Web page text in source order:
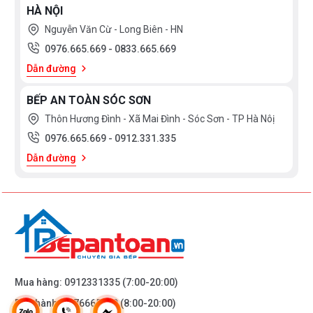
Tham khảo sản phẩm:MÁY RỬA BÁT BOSCH SMI6ZCS00E
Máy rửa bát Bosch SGS4HVI33E series 4
HÀ NỘI
Nguyễn Văn Cừ - Long Biên - HN
0976.665.669 - 0833.665.669
Dẫn đường
BẾP AN TOÀN SÓC SƠN
Thôn Hương Đình - Xã Mai Đình - Sóc Sơn - TP Hà Nôị
0976.665.669 - 0912.331.335
Dẫn đường
Mua hàng: 0912331335 (7:00-20:00)
Bảo hành:0976665669(8:00-20:00)